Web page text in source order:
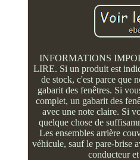
INFORMATIONS
LIRE. Si un produit est
de stock, c'est parce que
gabarit des fenêtres. Si
complet, un gabarit des
avec une note claire. Si
quelque chose de
Les ensembles arrière
véhicule, sauf le pare-brise
conducteur et